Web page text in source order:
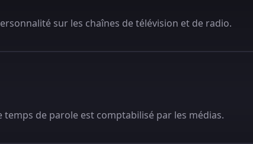
sur les chaînes de télévision et de radio.
de parole est comptabilisé par les médias.